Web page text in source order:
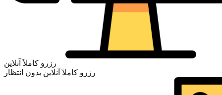
رزرو کاملاَ آنلاین
رزرو کاملاَ آنلاین بدون انتظار